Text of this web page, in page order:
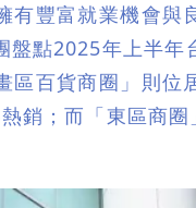
有豐富就業機會
點2025年上半
區百貨商圈」則
銷；而「東區商